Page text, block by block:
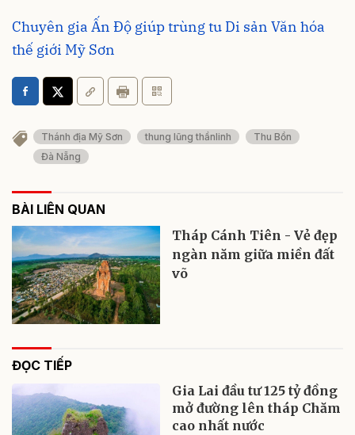
Chuyên gia Ấn Độ giúp trùng tu Di sản Văn hóa
thế giới Mỹ Sơn
Thánh địa Mỹ Sơn thung lũng thầnlinh
Thu Bồn
Đà Nẵng
BÀI LIÊN QUAN
Tháp Cánh Tiên - Vẻ đẹp
ngàn năm giữa miền đất
võ
ĐỌC TIẾP
Gia Lai đầu tư 125 tỷ đồng
mở đường lên tháp Chăm
cao nhất nước